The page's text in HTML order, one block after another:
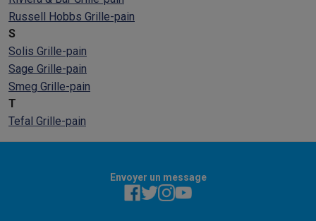
Russell Hobbs Grille-pain
S
Solis Grille-pain
Sage Grille-pain
Smeg Grille-pain
T
Tefal Grille-pain
Envoyer un message